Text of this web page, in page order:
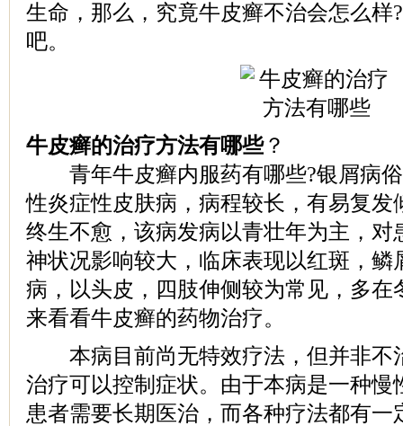
生命，那么，究竟牛皮癣不治会怎么样
吧。
牛皮癣的治疗方法有哪些？
青年牛皮癣内服药有哪些?银屑病俗
性炎症性皮肤病，病程较长，有易复发
终生不愈，该病发病以青壮年为主，对
神状况影响较大，临床表现以红斑，鳞
病，以头皮，四肢伸侧较为常见，多在
来看看牛皮癣的药物治疗。
本病目前尚无特效疗法，但并非不
治疗可以控制症状。由于本病是一种慢
患者需要长期医治，而各种疗法都有一